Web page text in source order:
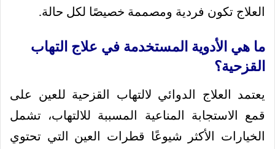
العلاج تكون فردية ومصممة خصيصًا لكل حالة.
ما هي الأدوية المستخدمة في علاج التهاب
القزحية؟
يعتمد العلاج الدوائي لالتهاب القزحية للعين على
قمع الاستجابة المناعية المسببة للالتهاب، تشمل
الخيارات الأكثر شيوعًا قطرات العين التي تحتوي